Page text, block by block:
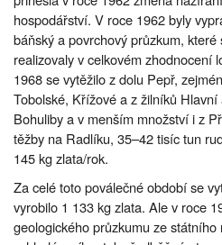
hospodářství. V roce 1962 byly
báňský a povrchový průzkum,
realizovaly v celkovém zhodnocení
1968 se vytěžilo z dolu Pepř,
Tobolské, Křížové a z žilníků
Bohuliby a v menším množství i z
těžby na Radlíku, 35–42 tisíc tun
145 kg zlata/rok.
Za celé toto poválečné období se
vyrobilo 1 133 kg zlata. Ale v roce
geologického průzkumu ze státního